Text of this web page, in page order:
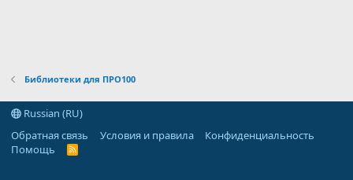
Библиотеки для ПРО100
Russian (RU)
Обратная связь
Условия и правила
Конфиденциальность
Помощь
R